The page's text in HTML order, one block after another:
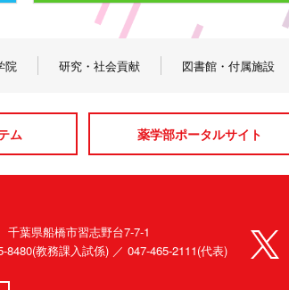
院 研究・社会貢献 図書館・付属施設
ム 薬学部ポータルサイト
葉県船橋市習志野台7-7-1
8480(教務課入試係) ／ 047-465-2111(代表)